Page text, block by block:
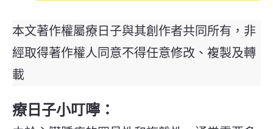
本文著作權屬療日子與其創作者共同所有，非
經取得著作權人同意不得任意修改、複製及轉
載
療日子小叮嚀：